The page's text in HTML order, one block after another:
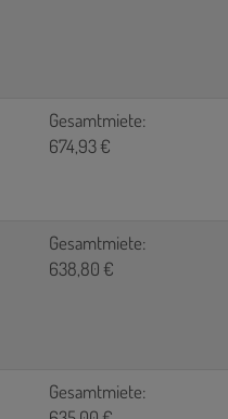
Gesamtmiete:
674,93 €
Gesamtmiete:
638,80 €
Gesamtmiete: